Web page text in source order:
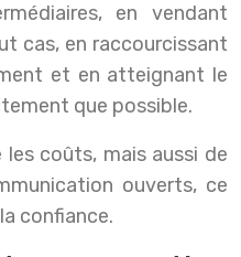
en vendant
cas, en raccourcissant
et en atteignant le
que possible.
les coûts, mais aussi de
ouverts, ce
confiance.